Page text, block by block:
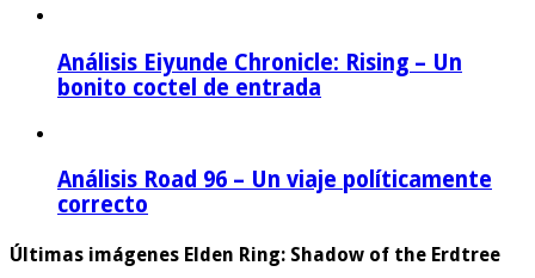
Análisis Eiyunde Chronicle: Rising – Un
bonito coctel de entrada
Análisis Road 96 – Un viaje políticamente
correcto
Últimas imágenes Elden Ring: Shadow of the Erdtree